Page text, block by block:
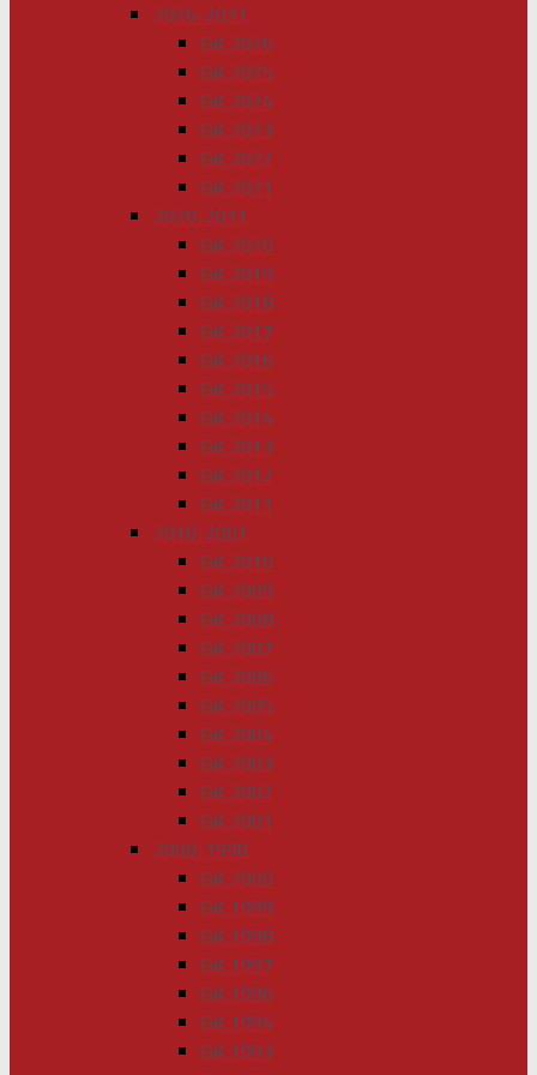
2026-2021
GK 2026
GK 2025
GK 2024
GK 2023
GK 2022
GK 2021
2020-2011
GK 2020
GK 2019
GK 2018
GK 2017
GK 2016
GK 2015
GK 2014
GK 2013
GK 2012
GK 2011
2010-2001
GK 2010
GK 2009
GK 2008
GK 2007
GK 2006
GK 2005
GK 2004
GK 2003
GK 2002
GK 2001
2000-1990
GK 2000
GK 1999
GK 1998
GK 1997
GK 1996
GK 1994
GK 1993